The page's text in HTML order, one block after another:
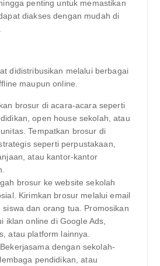
penting untuk memastikan
diakses dengan mudah di
didistribusikan melalui berbagai
maupun online.
brosur di acara-acara seperti
open house sekolah, atau
Tempatkan brosur di
seperti perpustakaan,
atau kantor-kantor
brosur ke website sekolah
Kirimkan brosur melalui email
siswa dan orang tua. Promosikan
iklan online di Google Ads,
atau platform lainnya.
Bekerjasama dengan sekolah-
pendidikan, atau